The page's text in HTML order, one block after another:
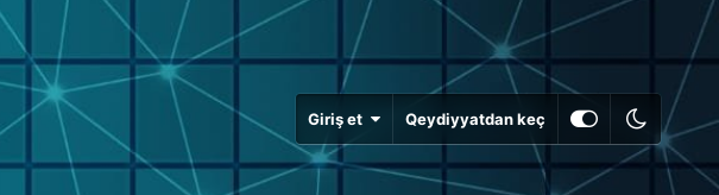
Giriş et Qeydiyyatdan keç